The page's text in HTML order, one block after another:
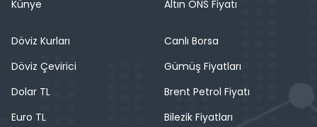
Künye
Altın ONS Fiyatı
Döviz Kurları
Döviz Çevirici
Dolar TL
Euro TL
Canlı Borsa
Gümüş Fiyatları
Brent Petrol Fiyatı
Bilezik Fiyatları